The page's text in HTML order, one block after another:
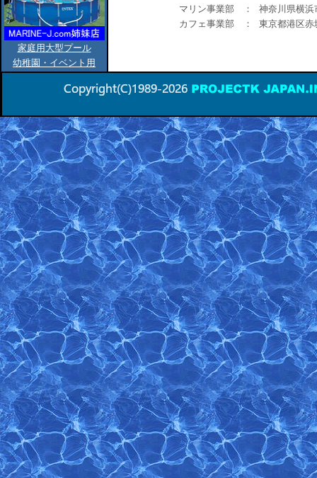
家庭用大型プール
幼稚園・イベント用
マリン事業部 ：
神奈川県横浜
カフェ事業部 ：
東京都港区赤